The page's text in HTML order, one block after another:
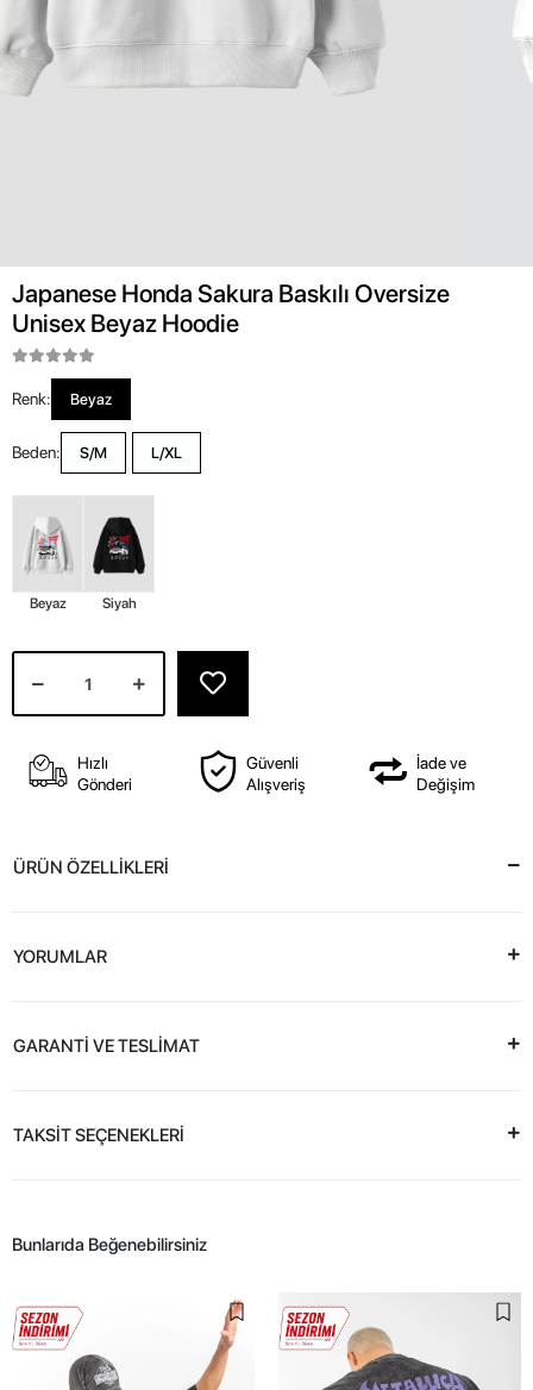
Japanese Honda Sakura Baskılı Oversize
Unisex Beyaz Hoodie
Renk: Beyaz
Beden: S/M L/XL
Beyaz Siyah
Hızlı
Gönderi
Güvenli
Alışveriş
İade ve
Değişim
ÜRÜN ÖZELLİKLERİ
YORUMLAR
GARANTİ VE TESLİMAT
TAKSİT SEÇENEKLERİ
Bunlarıda Beğenebilirsiniz